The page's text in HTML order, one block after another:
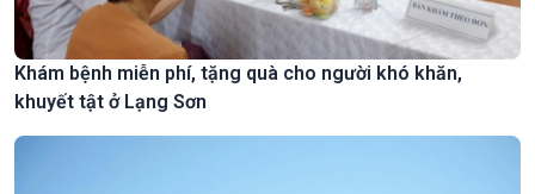
Khám bệnh miễn phí, tặng quà cho người khó khăn,
khuyết tật ở Lạng Sơn